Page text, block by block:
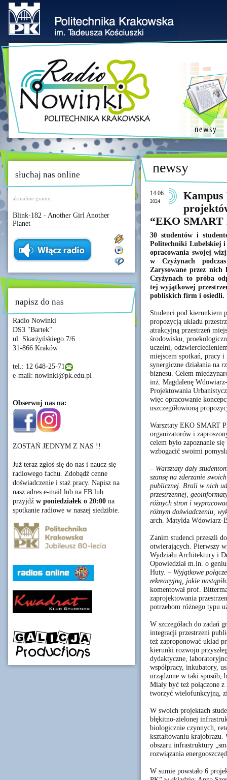
słuchaj nas online
aktualnie gramy:
Blink-182 - Another Girl Another
Planet
napisz do nas
Radio Nowinki
DS3 "Bartek"
ul. Skarżyńskiego 7/6
31-866 Kraków
tel.: 12 648-25-71
e-mail: nowinki@pk.edu.pl
Obserwuj nas na:
ZOSTAŃ JEDNYM Z NAS !!
Już teraz zgłoś się do nas i naucz się
radiowego fachu. Zdobądź cenne
doświadczenie i staż pracy. Napisz na
nasz adres e-mail lub na FB lub
przyjdź w poniedziałek o 20:00 na
spotkanie radiowe w naszej siedzibie.
newsy
14.06
2024
Kampus
“EKO SMART
30 studentów i
Politechniki Lubelskiej i
opracowania swojej
w Czyżynach
Zarysowane przez nich
Czyżynach to próba
tej wyjątkowej
pobliskich firm i osiedli.
Studenci pod kierunkiem
propozycją układu
atrakcyjną przestrzeń
środowisku,
uczelni,
miejscem spotkań, pracy
synergiczne działania na
biznesu. Celem
inż. Magdalenę
Projektowania
więc opracowanie
uszczegółowioną
Warsztaty EKO SMART
organizatorów i
celem było zapoznanie
wzbogacić swoimi
– Warsztaty dały
szansę na zderzanie
publicznej. Brali w nich
przestrzennej,
różnych stron i
różnym doświadczeniu,
arch. Matylda Wdowiarz-
Zanim studenci przeszli
otwierających. Pierwszy
Wydziału Architektury i
Opowiedział m.in. o
Huty. – Wyjątkowe
rekreacyjną, jakie
komentował prof.
zaprojektowania
potrzebom różnego typu
W szczegółach do zadań
integracji przestrzeni
też zaproponować układ
kierunki rozwoju
dydaktyczne,
współpracy, inkubatory,
urządzone w taki
Miały być też połączone
tworzyć wielofunkcyjną,
W swoich projektach
błękitno-zielonej
biologicznie czynnych,
kształtowaniu
obszaru infrastruktury
rozwiązania
W sumie powstało 6